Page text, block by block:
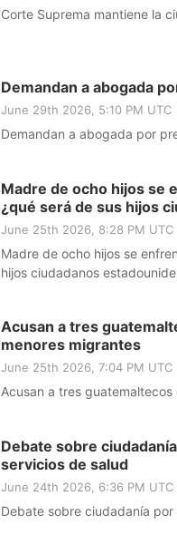
Corte Suprema mantiene la
Demandan a abogada
June 29th 2026, 5:10 PM UTC
Demandan a abogada por
Madre de ocho hijos se
¿qué será de sus hijos
June 25th 2026, 8:28 PM UTC
Madre de ocho hijos se
hijos ciudadanos
Acusan a tres
menores migrantes
June 25th 2026, 7:04 PM UTC
Acusan a tres
Debate sobre
servicios de salud
June 24th 2026, 6:36 PM UTC
Debate sobre ciudadanía